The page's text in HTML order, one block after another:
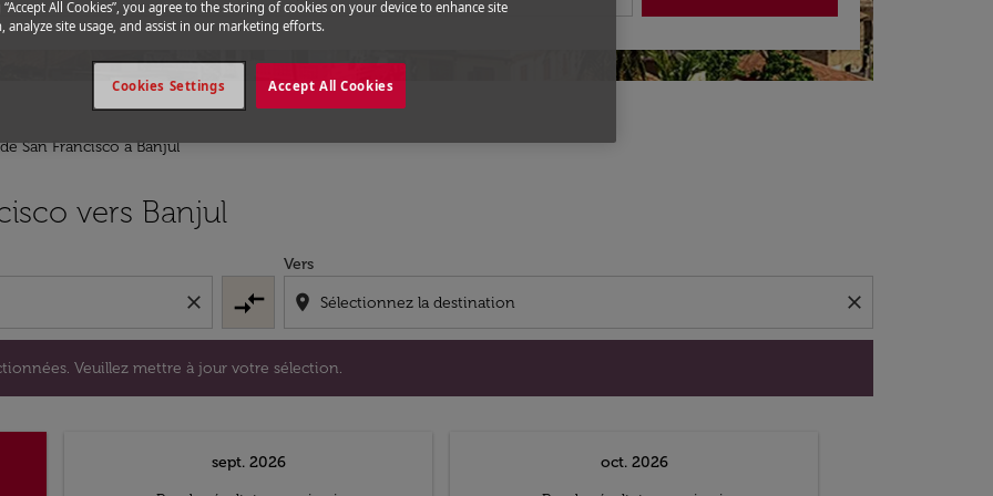
San Francisco a Banjul
vers Banjul
close compare_arrows
Vers
location_on close
Veuillez mettre à jour votre sélection.
Veuillez mettre à jour votre sélection.
sept. 2026
oct. 2026
“Accept All Cookies”, you agree to the storing of cookies on your device to enhance site
analyze site usage, and assist in our marketing efforts.
Accept All Cookies
Cookies Settings